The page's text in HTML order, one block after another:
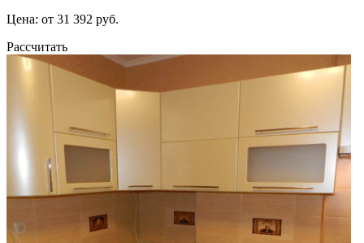
Цена: от 31 392 руб.
Рассчитать